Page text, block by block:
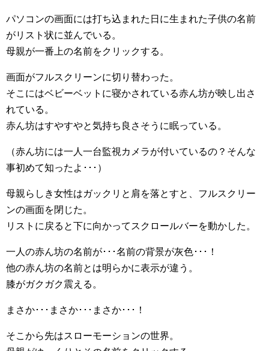
パソコンの画面には打ち込まれた日に生まれた子供の名前
がリスト状に並んでいる。
母親が一番上の名前をクリックする。
画面がフルスクリーンに切り替わった。
そこにはベビーベットに寝かされている赤ん坊が映し出さ
れている。
赤ん坊はすやすやと気持ち良さそうに眠っている。
（赤ん坊には一人一台監視カメラが付いているの？そんな
事初めて知ったよ･･･）
母親らしき女性はガックリと肩を落とすと、フルスクリー
ンの画面を閉じた。
リストに戻ると下に向かってスクロールバーを動かした。
一人の赤ん坊の名前が･･･名前の背景が灰色･･･！
他の赤ん坊の名前とは明らかに表示が違う。
膝がガクガク震える。
まさか･･･まさか･･･まさか･･･！
そこから先はスローモーションの世界。